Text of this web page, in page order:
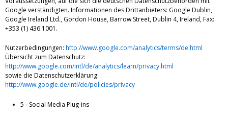
Google verständigten. Informationen des Drittanbieters: Google Dublin,
Google Ireland Ltd., Gordon House, Barrow Street, Dublin 4, Ireland, Fax:
+353 (1) 436 1001.
Nutzerbedingungen: http://www.google.com/analytics/terms/de.html
Übersicht zum Datenschutz:
http://www.google.com/intl/de/analytics/learn/privacy.html
sowie die Datenschutzerklärung:
http://www.google.de/intl/de/policies/privacy
5 - Social Media Plug-ins